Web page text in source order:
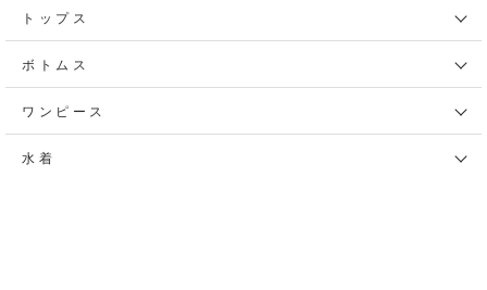
トップス
ボトムス
ワンピース
水着